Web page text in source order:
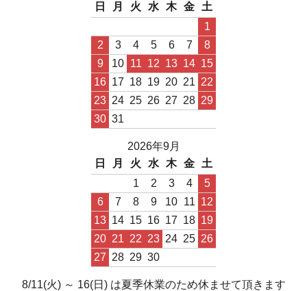
日
月 火 水 木 金
土
1
2
3 4 5 6 7
8
9
10 11 12 13 14 15
16 17 18 19 20 21 22
23 24 25 26 27 28 29
30 31
2026年9月
日
月 火 水 木 金
土
1
2 3 4
5
6
7 8 9 10 11 12
13 14 15 16 17 18 19
20 21 22 23 24 25 26
27 28 29 30
8/11(火) ～ 16(日) は夏季休業のため休ませて頂きます